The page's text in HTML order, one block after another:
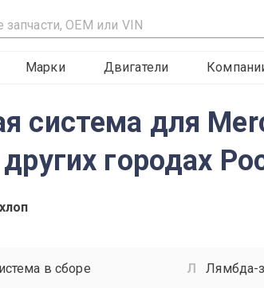
Марки Двигатели
система для
городах
в сборе Лямбда-